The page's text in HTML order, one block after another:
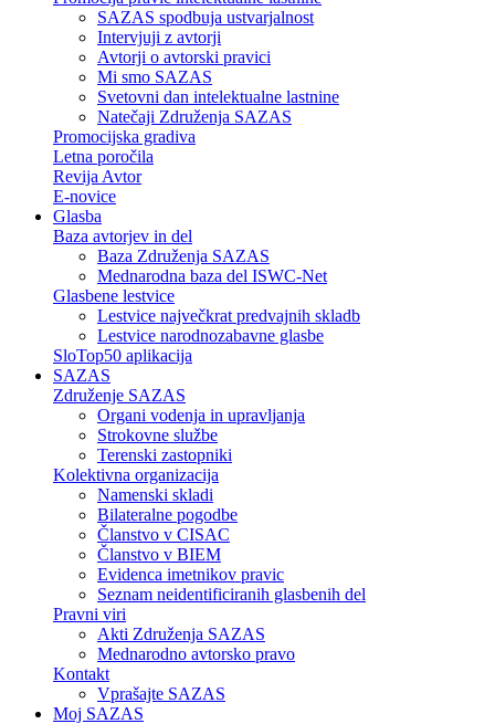
SAZAS spodbuja ustvarjalnost
Intervjuji z avtorji
Avtorji o avtorski pravici
Mi smo SAZAS
Svetovni dan intelektualne lastnine
Natečaji Združenja SAZAS
Promocijska gradiva
Letna poročila
Revija Avtor
E-novice
Glasba
Baza avtorjev in del
Baza Združenja SAZAS
Mednarodna baza del ISWC-Net
Glasbene lestvice
Lestvice največkrat predvajnih skladb
Lestvice narodnozabavne glasbe
SloTop50 aplikacija
SAZAS
Združenje SAZAS
Organi vodenja in upravljanja
Strokovne službe
Terenski zastopniki
Kolektivna organizacija
Namenski skladi
Bilateralne pogodbe
Članstvo v CISAC
Članstvo v BIEM
Evidenca imetnikov pravic
Seznam neidentificiranih glasbenih del
Pravni viri
Akti Združenja SAZAS
Mednarodno avtorsko pravo
Kontakt
Vprašajte SAZAS
Moj SAZAS